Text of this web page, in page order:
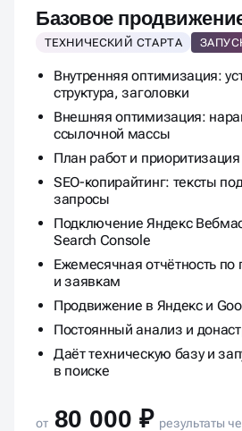
Базовое
ТЕХНИЧЕСКИЙ СТАРТА
Внутренняя оптимизация:
структура, заголовки
Внешняя оптимизация:
ссылочной массы
План работ и
SEO-копирайтинг: тексты
запросы
Подключение Яндекс
Search Console
Ежемесячная отчётность по
и заявкам
Продвижение в Яндекс и
Постоянный анализ и
Даёт техническую базу и